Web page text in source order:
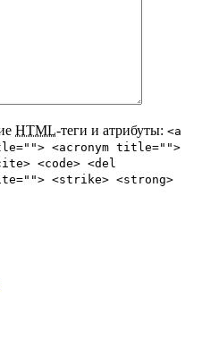
HTML-теги и атрибуты: <a
<acronym title="">
<code> <del
<strike> <strong>